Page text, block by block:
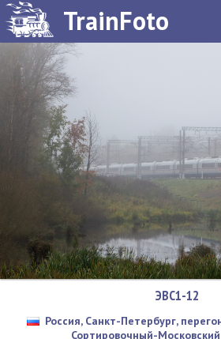
TrainFoto
ЭВС1-12
Россия, Санкт-Петербург,
Сортировочный-